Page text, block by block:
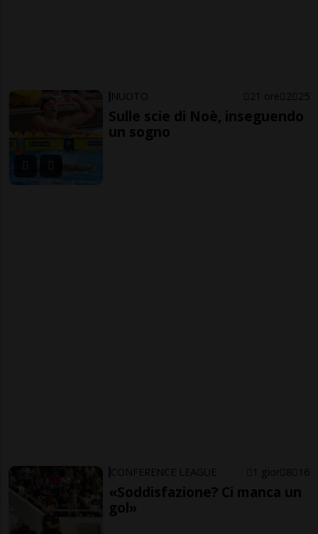
NUOTO 21 ore 2 25
Sulle scie di Noè, inseguendo
un sogno
CONFERENCE LEAGUE 1 gior 8 16
«Soddisfazione? Ci manca un
gol»